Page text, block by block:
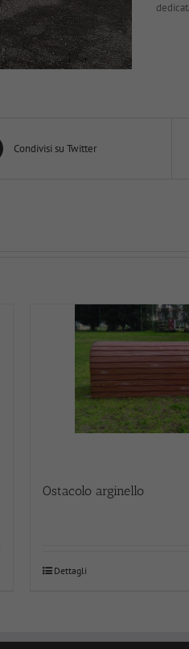
Condivisi su Twitter
Ostacolo arginello
Dettagli